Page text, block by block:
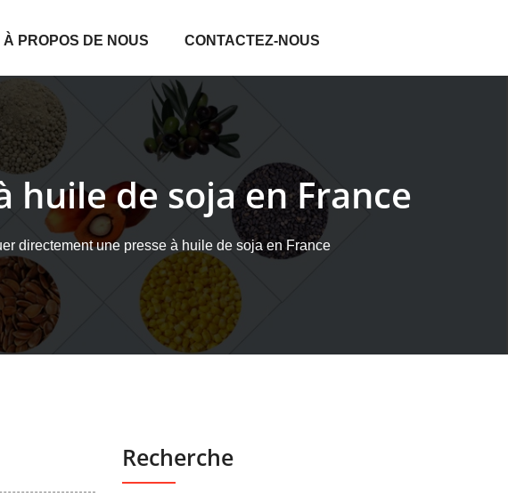
À PROPOS DE NOUS CONTACTEZ-NOUS
de soja en France
directement une presse à huile de soja en France
Recherche